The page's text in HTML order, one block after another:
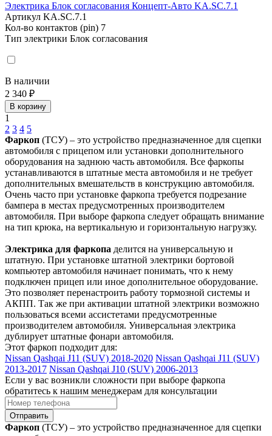
Электрика Блок согласования Концепт-Авто KA.SC.7.1
Артикул KA.SC.7.1
Кол-во контактов (pin) 7
Тип электрики Блок согласования
В наличии
2 340 ₽
В корзину
1
2 3 4 5
Фаркоп (ТСУ) – это устройство предназначенное для сцепки
автомобиля с прицепом или установки дополнительного
оборудования на заднюю часть автомобиля. Все фаркопы
устанавливаются в штатные места автомобиля и не требует
дополнительных вмешательств в конструкцию автомобиля.
Очень часто при установке фаркопа требуется подрезание
бампера в местах предусмотренных производителем
автомобиля. При выборе фаркопа следует обращать внимание
на тип крюка, на вертикальную и горизонтальную нагрузку.
Электрика для фаркопа делится на универсальную и
штатную. При установке штатной электрики бортовой
компьютер автомобиля начинает понимать, что к нему
подключен прицеп или иное дополнительное оборудование.
Это позволяет перенастроить работу тормозной системы и
АКПП. Так же при активации штатной электрики возможно
пользоваться всеми ассистетами предусмотренные
производителем автомобиля. Универсальная электрика
дублирует штатные фонари автомобиля.
Этот фаркоп подходит для:
Nissan Qashqai J11 (SUV) 2018-2020 Nissan Qashqai J11 (SUV)
2013-2017 Nissan Qashqai J10 (SUV) 2006-2013
Если у вас возникли сложности при выборе фаркопа
обратитесь к нашим менеджерам для консультации
Отправить
Фаркоп (ТСУ) – это устройство предназначенное для сцепки